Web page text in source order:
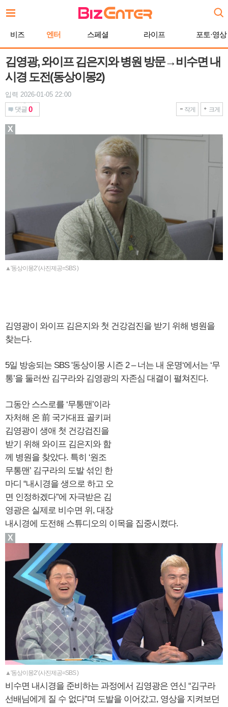
문
비즈 엔터 스페셜 라이프 포토·영상
김영광, 와이프 김은지와 병원 방문→비수면 내
시경 도전(동상이몽2)
입력 2026-01-05 22:00
댓글 0 작게 크게
▲'동상이몽2' (사진제공=SBS )
김영광이 와이프 김은지와 첫 건강검진을 받기 위해 병원을
찾는다.
5일 방송되는 SBS '동상이몽 시즌 2 – 너는 내 운명‘에서는 ‘무
통’을 둘러싼 김구라와 김영광의 자존심 대결이 펼쳐진다.
그동안 스스로를 ‘무통맨’이라
자처해 온 前 국가대표 골키퍼
김영광이 생애 첫 건강검진을
받기 위해 와이프 김은지와 함
께 병원을 찾았다. 특히 ‘원조
무통맨’ 김구라의 도발 섞인 한
마디 “내시경을 생으로 하고 오
면 인정하겠다”에 자극받은 김
영광은 실제로 비수면 위, 대장
내시경에 도전해 스튜디오의 이목을 집중시켰다.
▲'동상이몽2' (사진제공=SBS )
비수면 내시경을 준비하는 과정에서 김영광은 연신 “김구라
선배님에게 질 수 없다”며 도발을 이어갔고, 영상을 지켜보던
X
X